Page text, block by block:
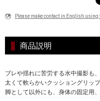
Please make contact in English using
商品説明
ブレや揺れに苦労する水中撮影も
太くて軟らかいクッショングリッ
脚として以外にも、身体の固定用